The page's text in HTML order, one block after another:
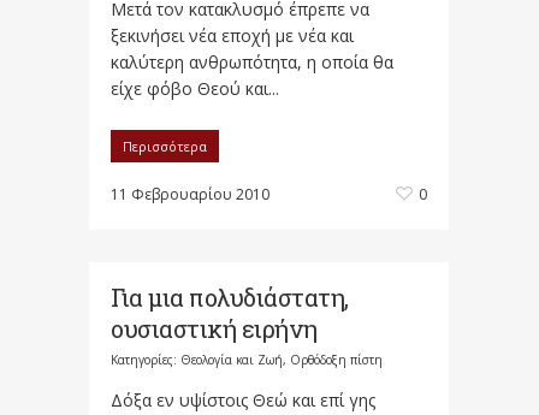
Μετά τον κατακλυσμό έπρεπε να
ξεκινήσει νέα εποχή με νέα και
καλύτερη ανθρωπότητα, η οποία θα
είχε φόβο Θεού και...
Περισσότερα
11 Φεβρουαρίου 2010 0
Για μια πολυδιάστατη,
ουσιαστική ειρήνη
Κατηγορίες: Θεολογία και Ζωή, Ορθόδοξη πίστη
Δόξα εν υψίστοις Θεώ και επί γης